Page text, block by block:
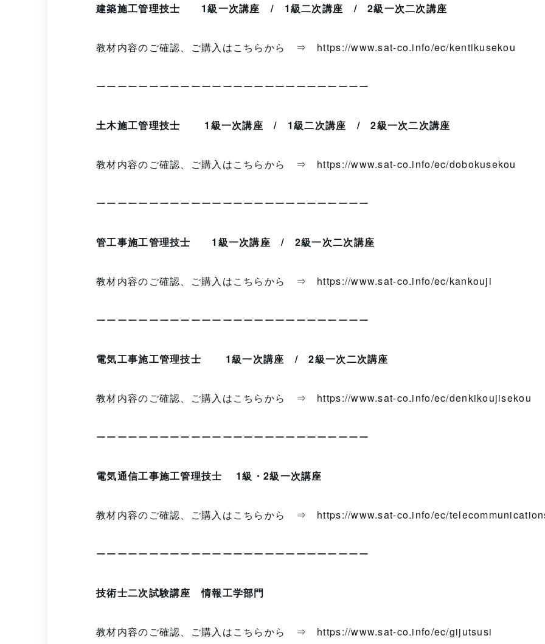
建築施工管理技士 1級一次講座 / 1級二次講座 /2級一次二次講座
教材内容のご確認、ご購入はこちらから ⇒ https://www.sat-co.info/ec/kentikusekou
ーーーーーーーーーーーーーーーーーーーーーーーーーー
土木施工管理技士 1級一次講座/ 1級二次講座 / 2級一次二次講座
教材内容のご確認、ご購入はこちらから ⇒ https://www.sat-co.info/ec/dobokusekou
ーーーーーーーーーーーーーーーーーーーーーーーーーー
管工事施工管理技士 1級一次講座 / 2級一次二次講座
教材内容のご確認、ご購入はこちらから ⇒ https://www.sat-co.info/ec/kankouji
ーーーーーーーーーーーーーーーーーーーーーーーーーー
電気工事施工管理技士 1級一次講座 /2級一次二次講座
教材内容のご確認、ご購入はこちらから ⇒ https://www.sat-co.info/ec/denkikoujisekou
ーーーーーーーーーーーーーーーーーーーーーーーーーー
電気通信工事施工管理技士 1級・2級一次講座
教材内容のご確認、ご購入はこちらから ⇒ https://www.sat-co.info/ec/
ーーーーーーーーーーーーーーーーーーーーーーーーーー
技術士二次試験講座 情報工学部門
教材内容のご確認、ご購入はこちらから ⇒ https://www.sat-co.info/ec/gijutsusi